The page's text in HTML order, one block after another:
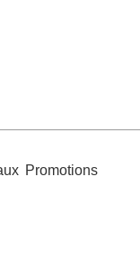
Promotions